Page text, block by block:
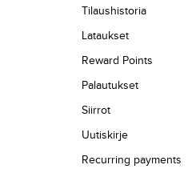
Tilaushistoria
Lataukset
Reward Points
Palautukset
Siirrot
Uutiskirje
Recurring payments